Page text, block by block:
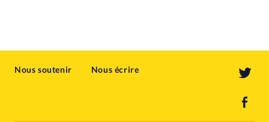
Nous soutenir Nous écrire